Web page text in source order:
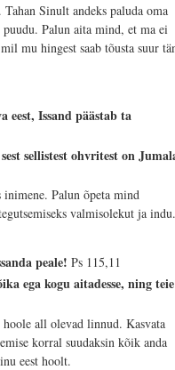
Sinult andeks paluda oma
puudu. Palun aita mind, et ma ei
mu hingest saab tõusta suur
eest, Issand päästab ta
sellistest ohvritest on
inimene. Palun õpeta mind
valmisolekut ja indu.
peale!Ps 115,11
ega kogu aitadesse, ning teie
all olevad linnud. Kasvata
korral suudaksin kõik anda
eest hoolt.